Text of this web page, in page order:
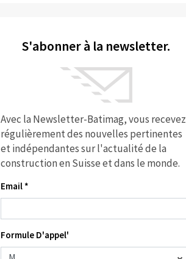
S'abonner à la newsletter.
Avec la Newsletter-Batimag, vous recevez
régulièrement des nouvelles pertinentes
et indépendantes sur l'actualité de la
construction en Suisse et dans le monde.
Email *
Formule D'appel'